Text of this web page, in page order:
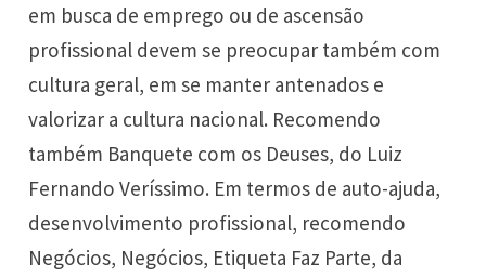
em busca de emprego ou de ascensão
profissional devem se preocupar também com
cultura geral, em se manter antenados e
valorizar a cultura nacional. Recomendo
também Banquete com os Deuses, do Luiz
Fernando Veríssimo. Em termos de auto-ajuda,
desenvolvimento profissional, recomendo
Negócios, Negócios, Etiqueta Faz Parte, da